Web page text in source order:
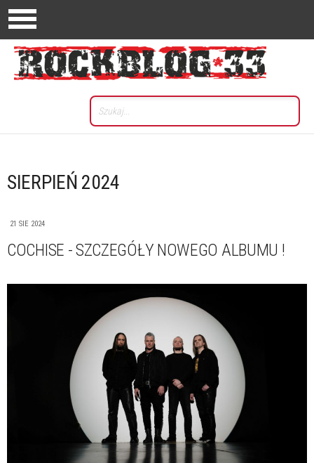
SIERPIEŃ 2024
21 SIE 2024
COCHISE - SZCZEGÓŁY NOWEGO ALBUMU !